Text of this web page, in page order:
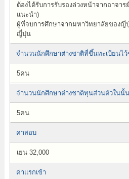
ต้องได้รับการรับรองล่วงหน้าจากอาจา
แนะนำ)
ผู้ที่จบการศึกษาจากมหาวิทยาลัยของญี่
ญี่ปุ่น
จำนวนนักศึกษาต่างชาติที่ขึ้นทะเบียนไว้
5คน
จำนวนนักศึกษาต่างชาติทุนส่วนตัวในนั้น
5คน
ค่าสอบ
เยน 32,000
ค่าแรกเข้า